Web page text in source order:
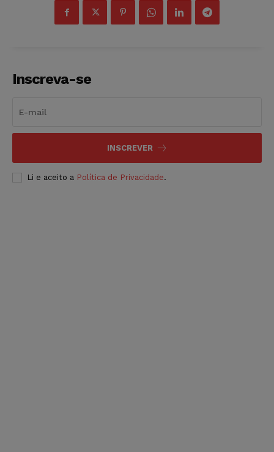
Inscreva-se
INSCREVER
Li e aceito a Política de Privacidade.